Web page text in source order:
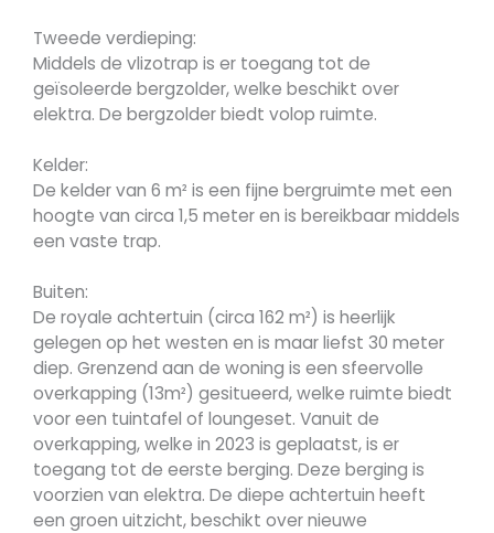
Tweede verdieping:
Middels de vlizotrap is er toegang tot de
geïsoleerde bergzolder, welke beschikt over
elektra. De bergzolder biedt volop ruimte.
Kelder:
De kelder van 6 m² is een fijne bergruimte met een
hoogte van circa 1,5 meter en is bereikbaar middels
een vaste trap.
Buiten:
De royale achtertuin (circa 162 m²) is heerlijk
gelegen op het westen en is maar liefst 30 meter
diep. Grenzend aan de woning is een sfeervolle
overkapping (13m²) gesitueerd, welke ruimte biedt
voor een tuintafel of loungeset. Vanuit de
overkapping, welke in 2023 is geplaatst, is er
toegang tot de eerste berging. Deze berging is
voorzien van elektra. De diepe achtertuin heeft
een groen uitzicht, beschikt over nieuwe